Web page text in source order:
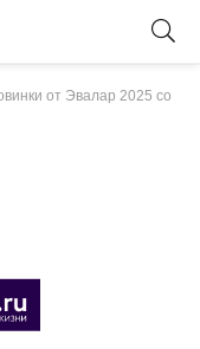
от Эвалар 2025 со